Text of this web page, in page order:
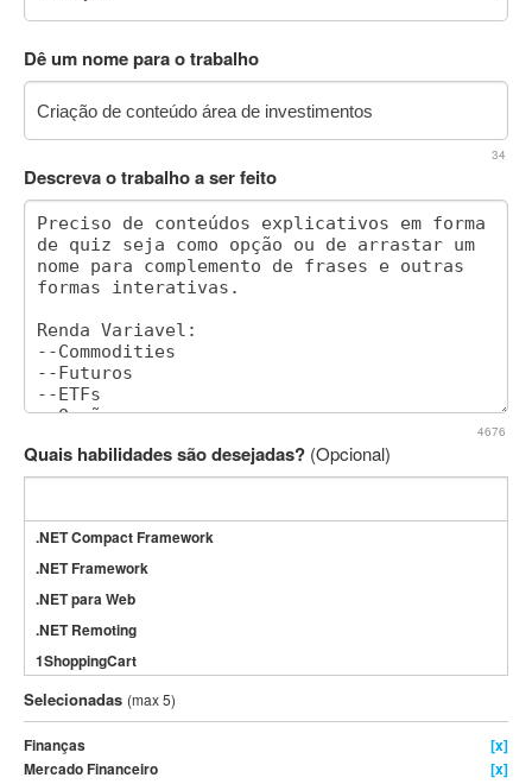
Dê um nome para o trabalho
34
Descreva o trabalho a ser feito
4676
Quais habilidades são desejadas? (Opcional)
.NET Compact Framework
.NET Framework
.NET para Web
.NET Remoting
1ShoppingCart
3DS Max
3GSM
4D Dimension
Selecionadas (max 5)
Finanças
[x]
Mercado Financeiro
[x]